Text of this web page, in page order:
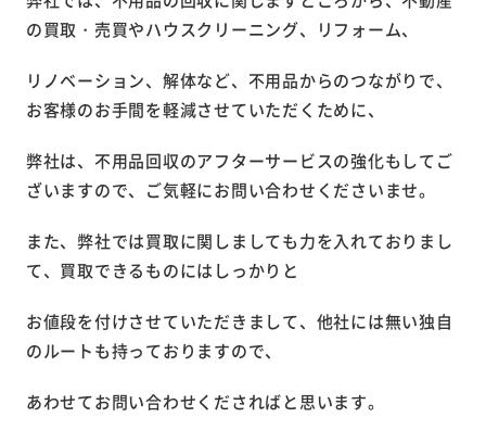
の買取・売買やハウスクリーニング、リフォーム、
リノベーション、解体など、不用品からのつながりで、
お客様のお手間を軽減させていただくために、
弊社は、不用品回収のアフターサービスの強化もしてご
ざいますので、ご気軽にお問い合わせくださいませ。
また、弊社では買取に関しましても力を入れておりまし
て、買取できるものにはしっかりと
お値段を付けさせていただきまして、他社には無い独自
のルートも持っておりますので、
あわせてお問い合わせくださればと思います。